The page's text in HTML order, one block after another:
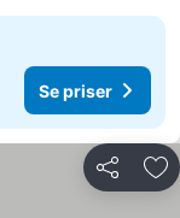
Se priser
Del